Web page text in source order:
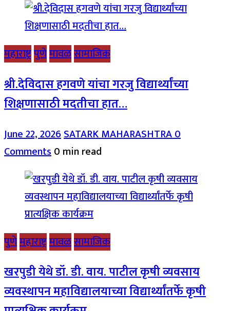
महाराष्ट्रपुणेमावळसामाजिक
श्री.देविदास हगवणे यांचा गरजु विद्यार्थ्यांच्या
शिक्षणासाठी मदतीचा हात…
June 22, 2026SATARK MAHARASHTRA0
Comments0 min read
पुणेमहाराष्ट्रमावळसामाजिक
खरपुडी येथे डॉ. डी. वाय. पाटील कृषी व्यवसाय
व्यवस्थापन महाविद्यालयाच्या विद्यार्थ्यांतर्फे कृषी